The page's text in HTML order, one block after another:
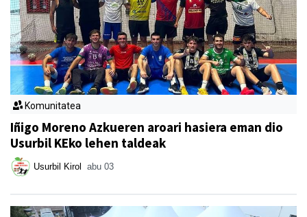
Komunitatea
Iñigo Moreno Azkueren aroari hasiera eman dio
Usurbil KEko lehen taldeak
Usurbil Kirol abu 03